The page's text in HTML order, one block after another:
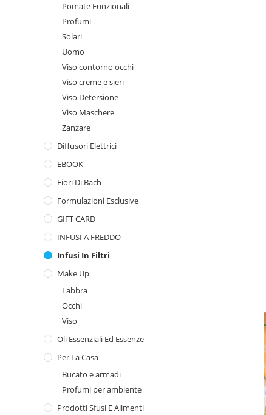
Pomate Funzionali
Profumi
Solari
Uomo
Viso contorno occhi
Viso creme e sieri
Viso Detersione
Viso Maschere
Zanzare
Diffusori Elettrici
EBOOK
Fiori Di Bach
Formulazioni Esclusive
GIFT CARD
INFUSI A FREDDO
Infusi In Filtri
Make Up
Labbra
Occhi
Viso
Oli Essenziali Ed Essenze
Per La Casa
Bucato e armadi
Profumi per ambiente
Prodotti Sfusi E Alimenti